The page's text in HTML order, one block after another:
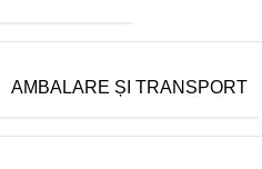
AMBALARE ȘI TRANSPORT